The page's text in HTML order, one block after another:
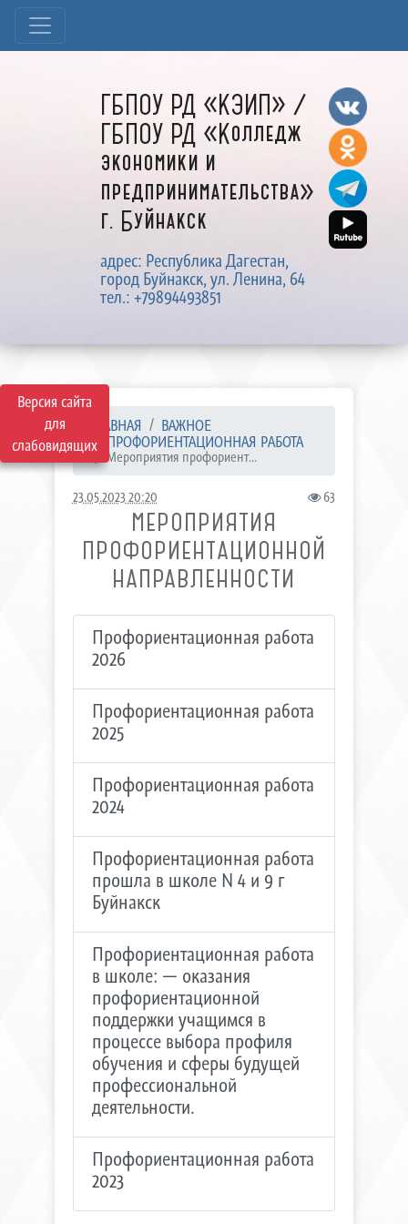
Версия сайта
для
слабовидящих
ГБПОУ РД «КЭИП» /
ГБПОУ РД «Колледж
экономики и
предпринимательства»
г. Буйнакск
адрес: Республика Дагестан,
город Буйнакск, ул. Ленина, 64
тел.: +79894493851
ГЛАВНАЯ
ВАЖНОЕ
ПРОФОРИЕНТАЦИОННАЯ РАБОТА
Мероприятия профориент...
23.05.2023 20:20 63
МЕРОПРИЯТИЯ
ПРОФОРИЕНТАЦИОННОЙ
НАПРАВЛЕННОСТИ
Профориентационная работа
2026
Профориентационная работа
2025
Профориентационная работа
2024
Профориентационная работа
прошла в школе N 4 и 9 г
Буйнакск
Профориентационная работа
в школе: — оказания
профориентационной
поддержки учащимся в
процессе выбора профиля
обучения и сферы будущей
профессиональной
деятельности.
Профориентационная работа
2023